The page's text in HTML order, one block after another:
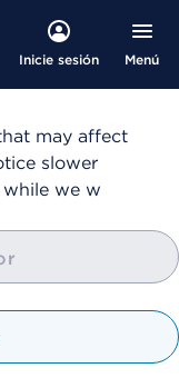
Inicie sesión Menú
may affect
slower
we w